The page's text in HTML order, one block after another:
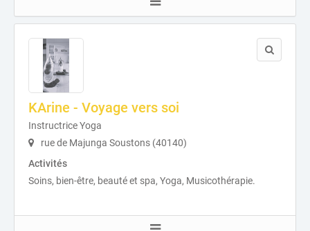
KArine - Voyage vers soi
Instructrice Yoga
rue de Majunga Soustons (40140)
Activités
Soins, bien-être, beauté et spa, Yoga, Musicothérapie.